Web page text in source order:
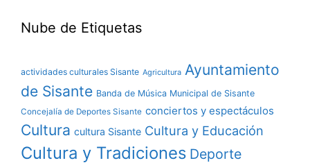
Nube de Etiquetas
actividades culturales Sisante Agricultura Ayuntamiento
de Sisante Banda de Música Municipal de Sisante
Concejalía de Deportes Sisante conciertos y espectáculos
Cultura cultura Sisante Cultura y Educación
Cultura y Tradiciones Deporte